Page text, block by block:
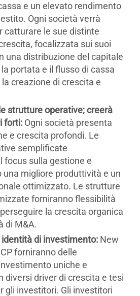
e un elevato rendimento
Ogni società verrà
catturare le sue distinte
focalizzata sui suoi
una distribuzione del capitale
portata e il flusso di cassa
creazione di crescita e
strutture operative; creerà
forti: Ogni società presenta
e crescita profondi. Le
semplificate
focus sulla gestione e
migliore produttività e un
ottimizzato. Le strutture
forniranno flessibilità
la crescita organica
di M&A.
di investimento: New
forniranno delle
uniche e
diversi driver di crescita e tesi
gli investitori. Gli investitori